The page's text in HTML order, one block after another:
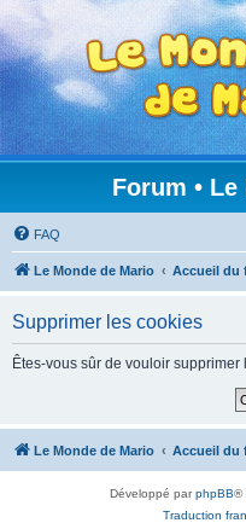
Forum •
FAQ
Le Monde de Mario Accueil du
Supprimer les cookies
Êtes-vous sûr de vouloir
Le Monde de Mario Accueil du
Développé parphpBB®
Traduction